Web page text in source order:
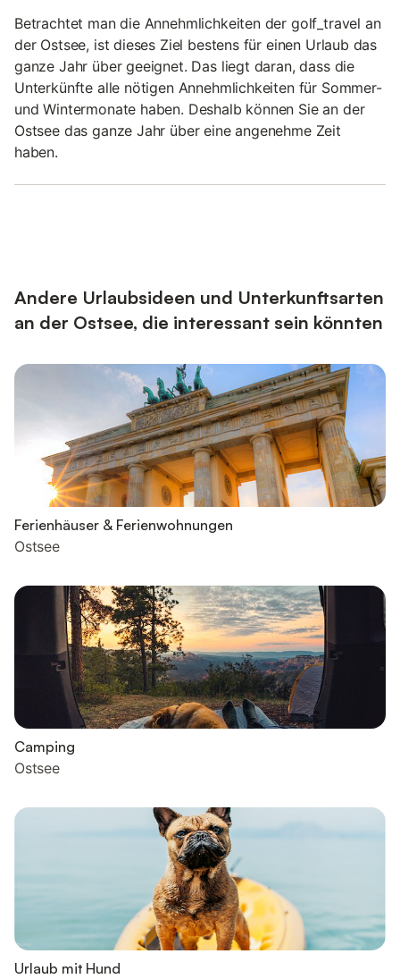
Betrachtet man die Annehmlichkeiten der golf_travel an
der Ostsee, ist dieses Ziel bestens für einen Urlaub das
ganze Jahr über geeignet. Das liegt daran, dass die
Unterkünfte alle nötigen Annehmlichkeiten für Sommer-
und Wintermonate haben. Deshalb können Sie an der
Ostsee das ganze Jahr über eine angenehme Zeit
haben.
Andere Urlaubsideen und Unterkunftsarten
an der Ostsee, die interessant sein könnten
Ferienhäuser & Ferienwohnungen
Ostsee
Camping
Ostsee
Urlaub mit Hund